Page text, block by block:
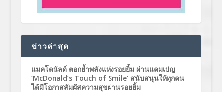
ข่าวล่าสุด
แมคโดนัลด์ ตอกย้ำพลังแห่งรอยยิ้ม ผ่านแคมเปญ
‘McDonald’s Touch of Smile’ สนับสนุนให้ทุกคน
ได้มีโอกาสสัมผัสความสุขผ่านรอยยิ้ม